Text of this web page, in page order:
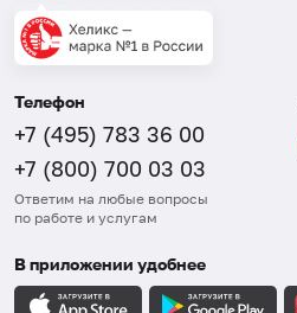
Телефон
+7 (495) 783 36 00
+7 (800) 700 03 03
Ответим на любые вопросы
по работе и услугам
В приложении удобнее